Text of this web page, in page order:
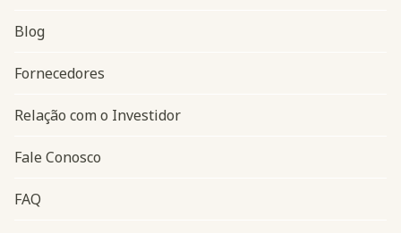
Navegação do rodapé
Blog
Fornecedores
Relação com o Investidor
Fale Conosco
FAQ